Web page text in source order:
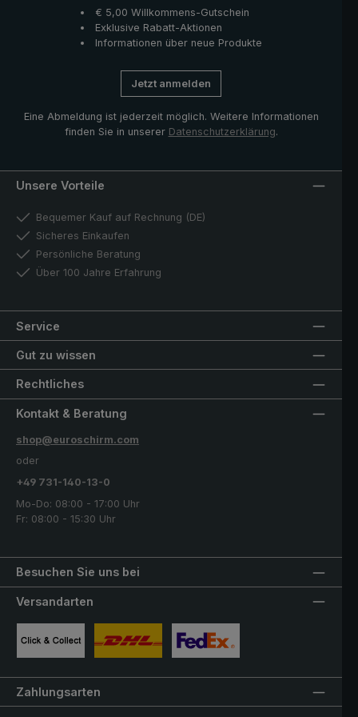
€ 5,00 Willkommens-Gutschein
Exklusive Rabatt-Aktionen
Informationen über neue Produkte
Jetzt anmelden
Eine Abmeldung ist jederzeit möglich. Weitere Informationen
finden Sie in unserer Datenschutzerklärung.
Unsere Vorteile
Bequemer Kauf auf Rechnung (DE)
Sicheres Einkaufen
Persönliche Beratung
Über 100 Jahre Erfahrung
Service
Gut zu wissen
Rechtliches
Besuchen Sie uns bei
Kontakt & Beratung
shop@euroschirm.com
oder
+49 731-140-13-0
Mo-Do: 08:00 - 17:00 Uhr
Fr: 08:00 - 15:30 Uhr
Versandarten
Zahlungsarten